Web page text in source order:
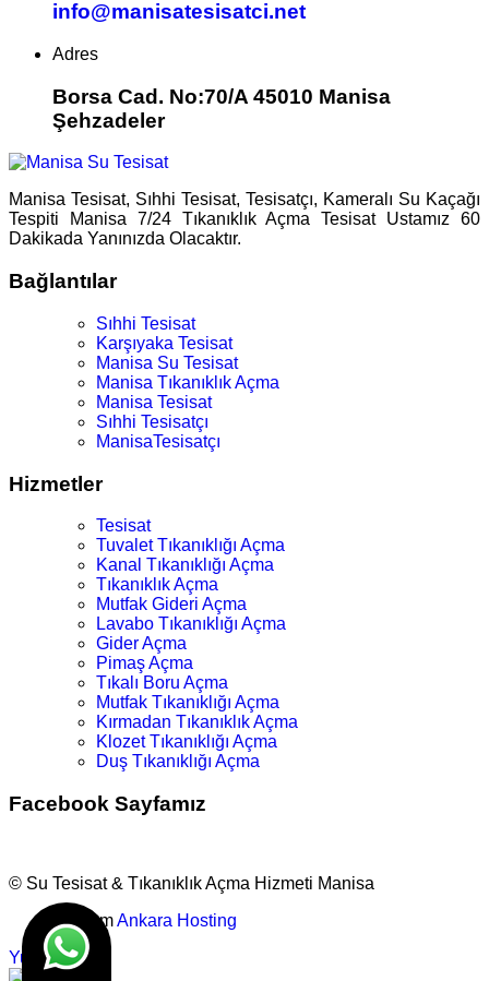
info@manisatesisatci.net
Adres
Borsa Cad. No:70/A 45010 Manisa
Şehzadeler
Manisa Tesisat, Sıhhi Tesisat, Tesisatçı, Kameralı Su Kaçağı
Tespiti Manisa 7/24 Tıkanıklık Açma Tesisat Ustamız 60
Dakikada Yanınızda Olacaktır.
Bağlantılar
Sıhhi Tesisat
Karşıyaka Tesisat
Manisa Su Tesisat
Manisa Tıkanıklık Açma
Manisa Tesisat
Sıhhi Tesisatçı
ManisaTesisatçı
Hizmetler
Tesisat
Tuvalet Tıkanıklığı Açma
Kanal Tıkanıklığı Açma
Tıkanıklık Açma
Mutfak Gideri Açma
Lavabo Tıkanıklığı Açma
Gider Açma
Pimaş Açma
Tıkalı Boru Açma
Mutfak Tıkanıklığı Açma
Kırmadan Tıkanıklık Açma
Klozet Tıkanıklığı Açma
Duş Tıkanıklığı Açma
Facebook Sayfamız
© Su Tesisat & Tıkanıklık Açma Hizmeti Manisa
TasarımAnkara Hosting
Yukarı